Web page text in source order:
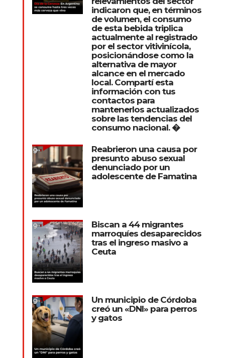
indicaron que, en términos
de volumen, el consumo
de esta bebida triplica
actualmente al registrado
por el sector vitivinícola,
posicionándose como la
alternativa de mayor
alcance en el mercado
local. Compartí esta
información con tus
contactos para
mantenerlos actualizados
sobre las tendencias del
consumo nacional. �
Reabrieron una causa por
presunto abuso sexual
denunciado por un
adolescente de Famatina
Biscan a 44 migrantes
marroquíes desaparecidos
tras el ingreso masivo a
Ceuta
Un municipio de Córdoba
creó un «DNI» para perros
y gatos